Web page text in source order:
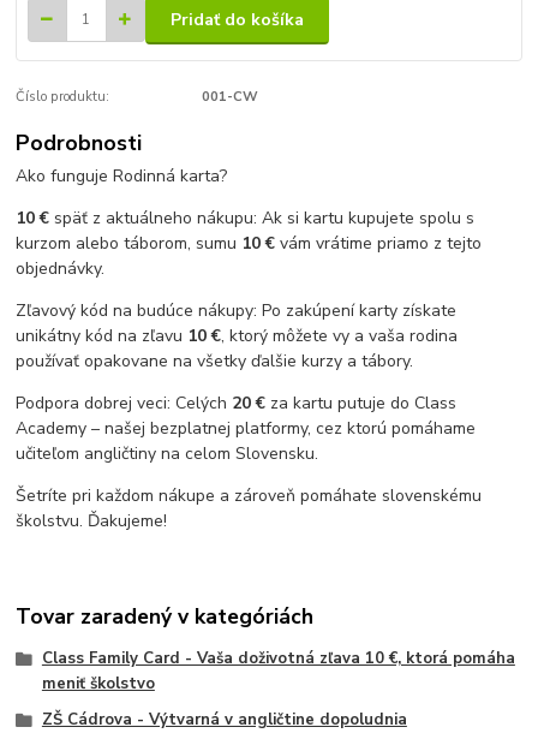
Pridať do košíka
Číslo produktu: 001-CW
Podrobnosti
Ako funguje Rodinná karta?
10 € späť z aktuálneho nákupu: Ak si kartu kupujete spolu s
kurzom alebo táborom, sumu 10 € vám vrátime priamo z tejto
objednávky.
Zľavový kód na budúce nákupy: Po zakúpení karty získate
unikátny kód na zľavu 10 €, ktorý môžete vy a vaša rodina
používať opakovane na všetky ďalšie kurzy a tábory.
Podpora dobrej veci: Celých 20 € za kartu putuje do Class
Academy – našej bezplatnej platformy, cez ktorú pomáhame
učiteľom angličtiny na celom Slovensku.
Šetríte pri každom nákupe a zároveň pomáhate slovenskému
školstvu. Ďakujeme!
Tovar zaradený v kategóriách
Class Family Card - Vaša doživotná zľava 10 €, ktorá pomáha
meniť školstvo
ZŠ Cádrova - Výtvarná v angličtine dopoludnia